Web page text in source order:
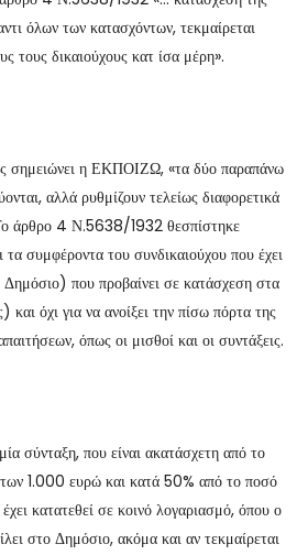
όλων των κατασχόντων, τεκμαίρεται
τους δικαιούχους κατ ίσα μέρη».
σημειώνει η ΕΚΠΟΙΖΩ, «τα δύο παραπάνω
αλλά ρυθμίζουν τελείως διαφορετικά
άρθρο 4 Ν.5638/1932 θεσπίστηκε
τα συμφέροντα του συνδικαιούχου που έχει
που προβαίνει σε κατάσχεση στα
και όχι για να ανοίξει την πίσω πόρτα της
όπως οι μισθοί και οι συντάξεις.
σύνταξη, που είναι ακατάσχετη από το
1.000 ευρώ και κατά 50% από το ποσό
κατατεθεί σε κοινό λογαριασμό, όπου ο
στο Δημόσιο, ακόμα και αν τεκμαίρεται